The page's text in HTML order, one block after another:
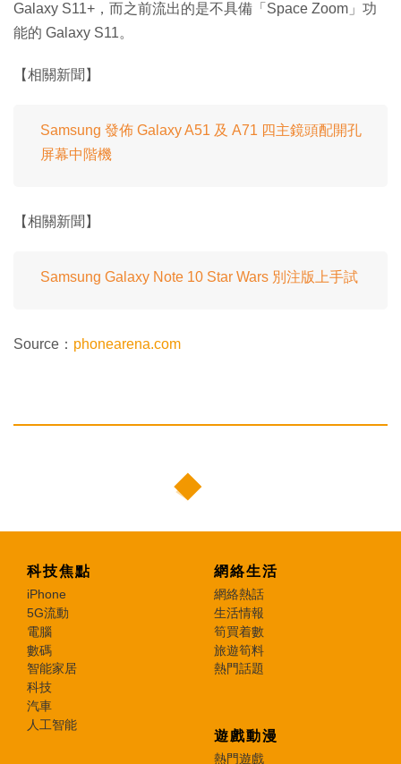
Galaxy S11+，而之前流出的是不具備「Space Zoom」功
能的 Galaxy S11。
【相關新聞】
Samsung 發佈 Galaxy A51 及 A71 四主鏡頭配開孔
屏幕中階機
【相關新聞】
Samsung Galaxy Note 10 Star Wars 別注版上手試
Source： phonearena.com
科技焦點
iPhone
5G流動
電腦
數碼
智能家居
科技
汽車
人工智能
網絡生活
網絡熱話
生活情報
筍買着數
旅遊筍料
熱門話題
遊戲動漫
熱門遊戲